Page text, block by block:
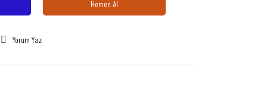
Hemen Al
Yorum Yaz